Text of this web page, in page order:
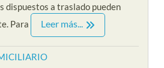
dispuestos a traslado pueden
Para
Leer más...